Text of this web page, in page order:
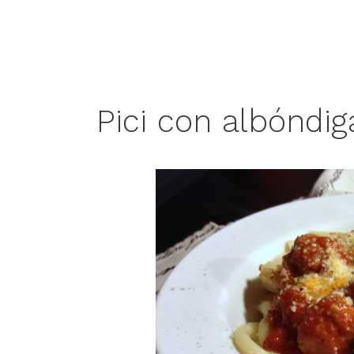
Pici con